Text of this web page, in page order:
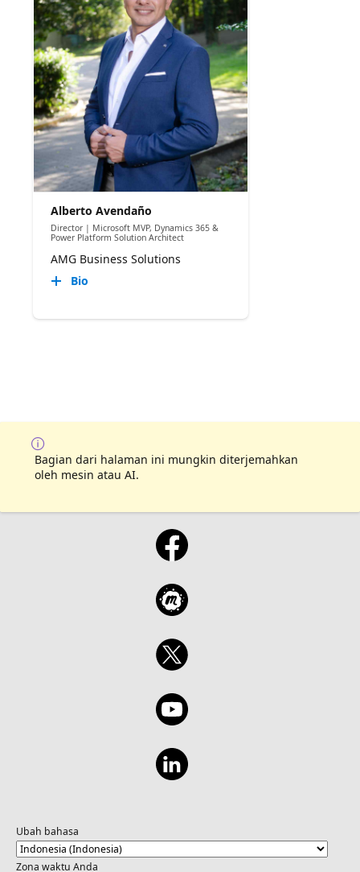
Alberto Avendaño
Director | Microsoft MVP, Dynamics 365 &
Power Platform Solution Architect
AMG Business Solutions
Bio
Bagian dari halaman ini mungkin diterjemahkan
oleh mesin atau AI.
Ubah bahasa
Zona waktu Anda